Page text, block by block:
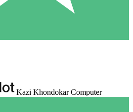
Kazi Khondokar Computer